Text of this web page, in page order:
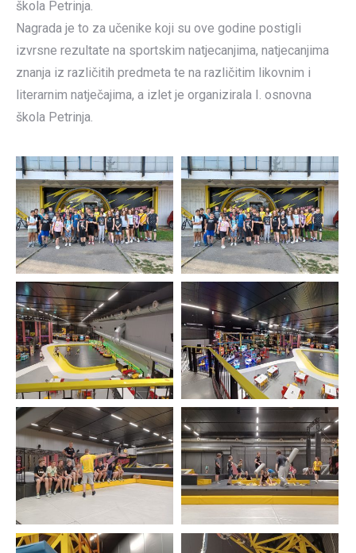
škola Petrinja.
Nagrada je to za učenike koji su ove godine postigli
izvrsne rezultate na sportskim natjecanjima, natjecanjima
znanja iz različitih predmeta te na različitim likovnim i
literarnim natječajima, a izlet je organizirala I. osnovna
škola Petrinja.